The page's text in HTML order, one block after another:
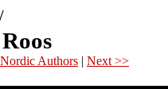
Authors | Next >>